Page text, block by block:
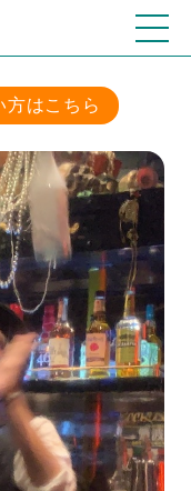
方はこちら